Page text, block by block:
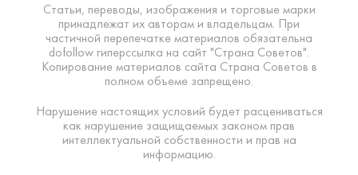
Статьи, переводы, изображения и торговые марки
принадлежат их авторам и владельцам. При
частичной перепечатке материалов обязательна
dofollow гиперссылка на сайт "Страна Советов".
Копирование материалов сайта Страна Советов в
полном объеме запрещено.
Нарушение настоящих условий будет расцениваться
как нарушение защищаемых законом прав
интеллектуальной собственности и прав на
информацию.